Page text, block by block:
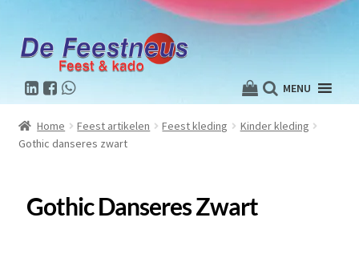
MENU
Home Feest artikelen Feest kleding
Kinder kleding
Gothic danseres zwart
Gothic Danseres Zwart